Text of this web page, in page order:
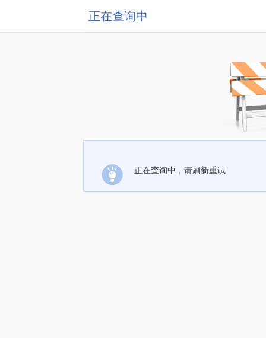
正在查询中
正在查询中，请刷新重试